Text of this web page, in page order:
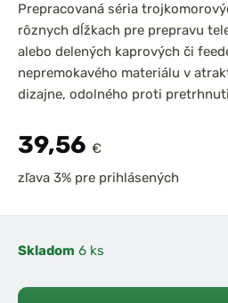
Prepracovaná séria
rôznych dĺžkach pre prepravu
alebo delených kaprových či
nepremokavého materiálu v
dizajne, odolného proti
39,56 €
zľava 3% pre prihlásených
Skladom 6 ks